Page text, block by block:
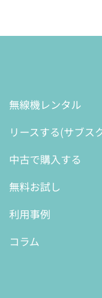
無線機レンタル
リースする(サブス
中古で購入する
無料お試し
利用事例
コラム